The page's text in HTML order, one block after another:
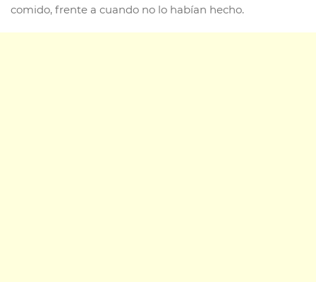
comido, frente a cuando no lo habían hecho.